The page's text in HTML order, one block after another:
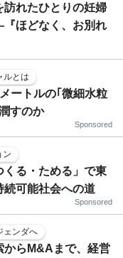
訪れたひとりの妊婦
ほどなく、お別れ
ルとは
ートルの｢微細水粒
すのか
Sponsored
ン
くる・ためる」で東
続可能社会への道
Sponsored
ェンダへ
からM&Aまで、経営